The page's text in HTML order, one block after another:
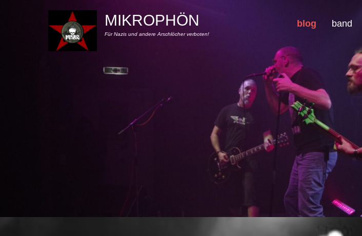
MIKROPHÖN
Für Nazis und andere Arschlöcher verboten!
blog band